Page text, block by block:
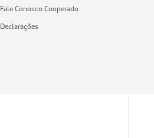
Fale Conosco Cooperado
Declarações